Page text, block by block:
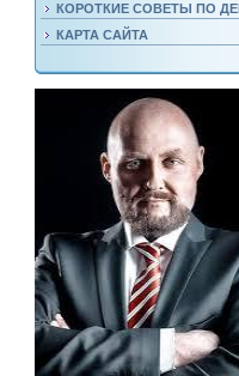
КОРОТКИЕ СОВЕТЫ ПО
КАРТА САЙТА